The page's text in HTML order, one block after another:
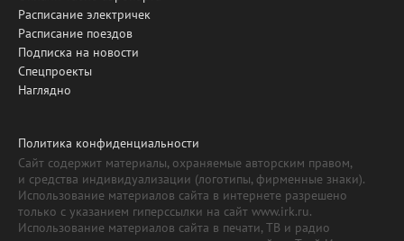
Расписание электричек
Расписание поездов
Подписка на новости
Спецпроекты
Наглядно
Политика конфиденциальности
Сайт содержит материалы, охраняемые авторским правом,
и средства индивидуализации (логотипы, фирменные знаки).
Использование материалов сайта в интернете разрешено
только с указанием гиперссылки на сайт www.irk.ru.
Использование материалов сайта в печати, ТВ и радио